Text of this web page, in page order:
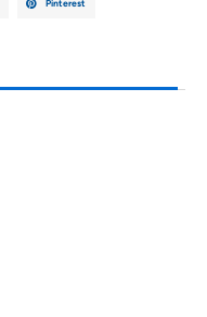
Pinterest